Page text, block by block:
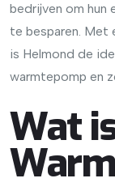
bedrijven om hun
te besparen. Met
is Helmond de
warmtepomp en
Wat